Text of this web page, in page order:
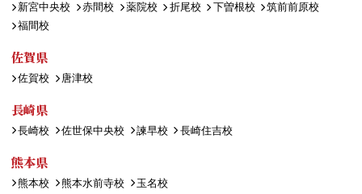
新宮中央校
赤間校 薬院校 折尾校 下曽根校
筑前前原校
福間校
佐賀県
佐賀校 唐津校
長崎県
長崎校 佐世保中央校 諫早校 長崎住吉校
熊本県
熊本校 熊本水前寺校 玉名校